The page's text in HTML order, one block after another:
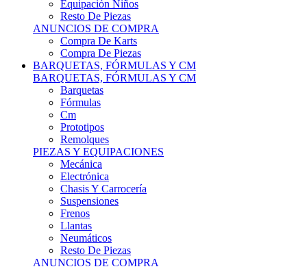
ANUNCIOS DE COMPRA
Compra De Karts
Compra De Piezas
BARQUETAS, FÓRMULAS Y CM
BARQUETAS, FÓRMULAS Y CM
Barquetas
Fórmulas
Cm
Prototipos
Remolques
PIEZAS Y EQUIPACIONES
Mecánica
Electrónica
Chasis Y Carrocería
Suspensiones
Frenos
Llantas
Neumáticos
Resto De Piezas
ANUNCIOS DE COMPRA
Compra Vehículos